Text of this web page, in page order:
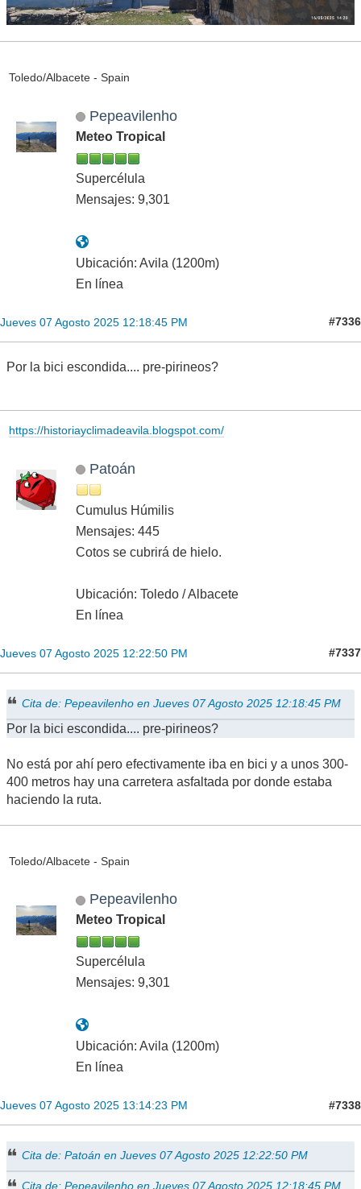
Toledo/Albacete - Spain
Pepeavilenho
Meteo Tropical
Supercélula
Mensajes: 9,301
Ubicación: Avila (1200m)
En línea
Jueves 07 Agosto 2025 12:18:45 PM #7336
Por la bici escondida.... pre-pirineos?
https://historiayclimadeavila.blogspot.com/
Patoán
Cumulus Húmilis
Mensajes: 445
Cotos se cubrirá de hielo.
Ubicación: Toledo / Albacete
En línea
Jueves 07 Agosto 2025 12:22:50 PM #7337
Cita de: Pepeavilenho en Jueves 07 Agosto 2025 12:18:45 PM
Por la bici escondida.... pre-pirineos?
No está por ahí pero efectivamente iba en bici y a unos 300-
400 metros hay una carretera asfaltada por donde estaba
haciendo la ruta.
Toledo/Albacete - Spain
Pepeavilenho
Meteo Tropical
Supercélula
Mensajes: 9,301
Ubicación: Avila (1200m)
En línea
Jueves 07 Agosto 2025 13:14:23 PM #7338
Cita de: Patoán en Jueves 07 Agosto 2025 12:22:50 PM
Cita de: Pepeavilenho en Jueves 07 Agosto 2025 12:18:45 PM